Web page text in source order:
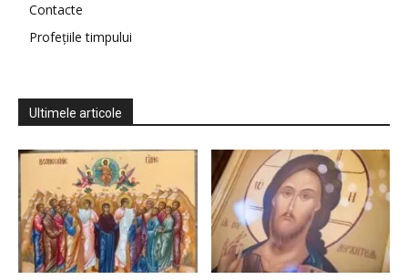
Contacte
Profețiile timpului
Ultimele articole